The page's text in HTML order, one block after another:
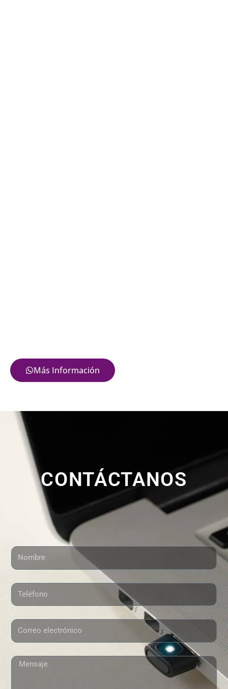
Más Información
CONTÁCTANOS